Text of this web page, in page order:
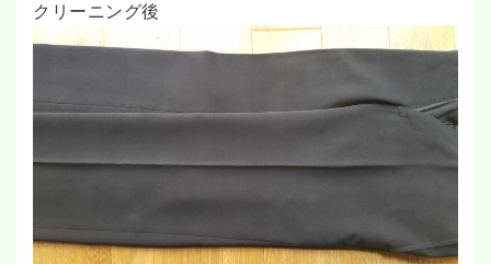
クリーニング後